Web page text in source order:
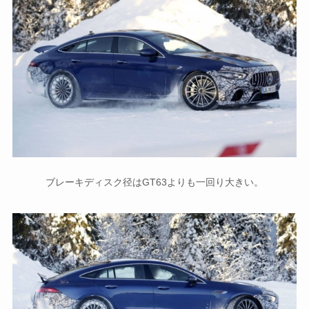
ブレーキディスク径はGT63よりも一回り大きい。